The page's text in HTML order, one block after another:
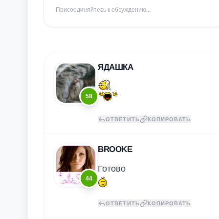
Присоединяйтесь к обсуждению...
58
ЯДАШКА
ОТВЕТИТЬ КОПИРОВАТЬ
44
BROOKE
Готово
ОТВЕТИТЬ КОПИРОВАТЬ